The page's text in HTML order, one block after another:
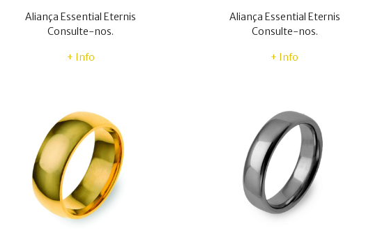
Aliança Essential Eternis
Consulte-nos.
+ Info
Aliança Essential Eternis
Consulte-nos.
+ Info